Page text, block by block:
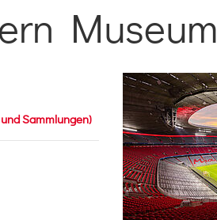
Museum
Sammlungen)